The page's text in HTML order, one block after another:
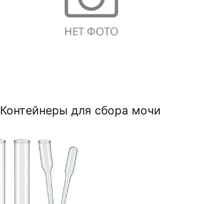
Контейнеры для сбора мочи